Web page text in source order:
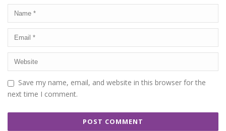
Save my name, email, and website in this browser for the
next time I comment.